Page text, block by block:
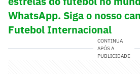
WhatsApp. Siga o nosso
Futebol Internacional
CONTINUA
APÓS A
PUBLICIDADE